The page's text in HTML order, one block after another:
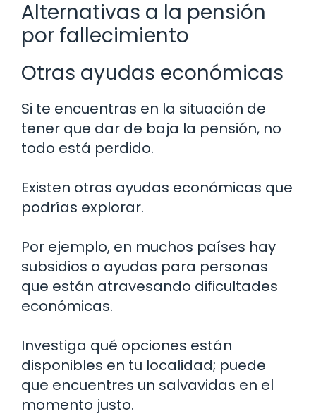
Alternativas a la pensión
por fallecimiento
Otras ayudas económicas
Si te encuentras en la situación de
tener que dar de baja la pensión, no
todo está perdido.
Existen otras ayudas económicas que
podrías explorar.
Por ejemplo, en muchos países hay
subsidios o ayudas para personas
que están atravesando dificultades
económicas.
Investiga qué opciones están
disponibles en tu localidad; puede
que encuentres un salvavidas en el
momento justo.